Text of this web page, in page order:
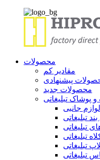
محصولات
مقادیر کم
پیشنهادی
محصولات جدید
پوشاک تبلیغاتی
جانبی
تبلیغاتی
تبلیغاتی
تبلیغاتی
تبلیغاتی
تبلیغاتی